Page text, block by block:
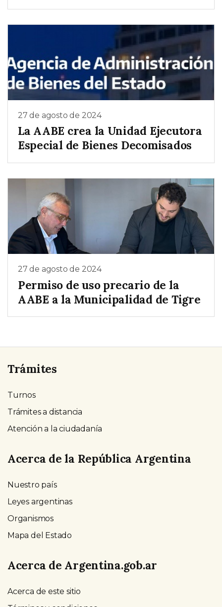
27 de agosto de 2024
La AABE crea la Unidad Ejecutora
Especial de Bienes Decomisados
27 de agosto de 2024
Permiso de uso precario de la
AABE a la Municipalidad de Tigre
Trámites
Turnos
Trámites a distancia
Atención a la ciudadanía
Acerca de la República Argentina
Nuestro país
Leyes argentinas
Organismos
Mapa del Estado
Acerca de Argentina.gob.ar
Acerca de este sitio